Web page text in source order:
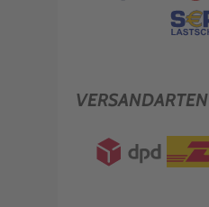
VERSANDARTEN